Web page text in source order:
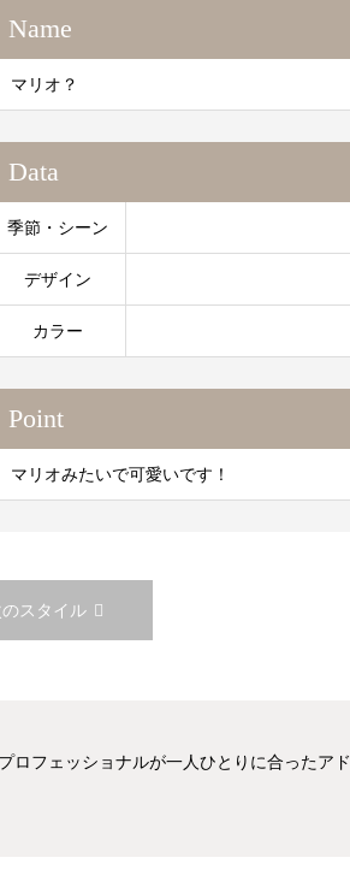
Name
マリオ？
Data
季節・シーン
デザイン
カラー
Point
マリオみたいで可愛いです！
のスタイル
ロフェッショナルが一人ひとりに合ったアド